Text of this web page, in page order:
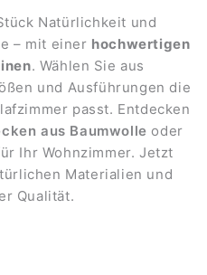
Natürlichkeit und
– mit einer hochwertigen
. Wählen Sie aus
und Ausführungen die
passt. Entdecken
aus Baumwolle oder
Ihr Wohnzimmer. Jetzt
Materialien und
Qualität.